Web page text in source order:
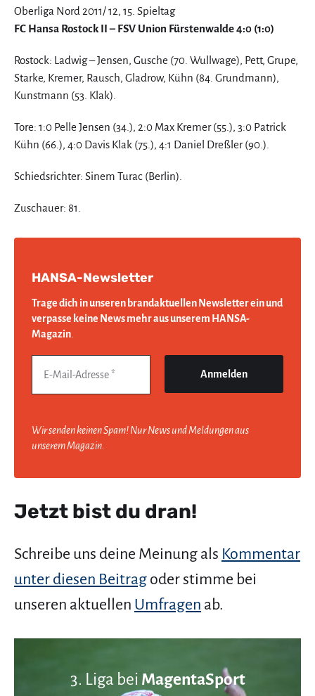
Oberliga Nord 2011/ 12, 15. Spieltag
FC Hansa Rostock II – FSV Union Fürstenwalde 4:0 (1:0)
Rostock: Ladwig – Jensen, Gusche (70. Wullwage), Pett, Grupe,
Starke, Kremer, Rausch, Gladrow, Kühn (84. Grundmann),
Kunstmann (53. Klak).
Tore: 1:0 Pelle Jensen (34.), 2:0 Max Kremer (55.), 3:0 Patrick
Kühn (66.), 4:0 Davis Klak (75.), 4:1 Daniel Dreßler (90.).
Schiedsrichter: Sinem Turac (Berlin).
Zuschauer: 81.
HANSA-Newsletter
Trage dich in unseren brandaktuellen Newsletter ein und
verpasse keine News mehr aus unserem HANSA-
Magazin.
Wir senden keinen Spam! Nur News und Meldungen aus
unserem Magazin.
Jetzt bist du dran!
Schreibe uns deine Meinung als Kommentar
unter diesen Beitrag oder stimme bei
unseren aktuellen Umfragen ab.
3. Liga bei MagentaSport